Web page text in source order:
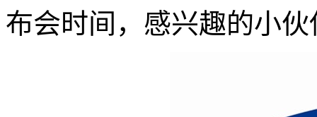
布会时间，感兴趣的小